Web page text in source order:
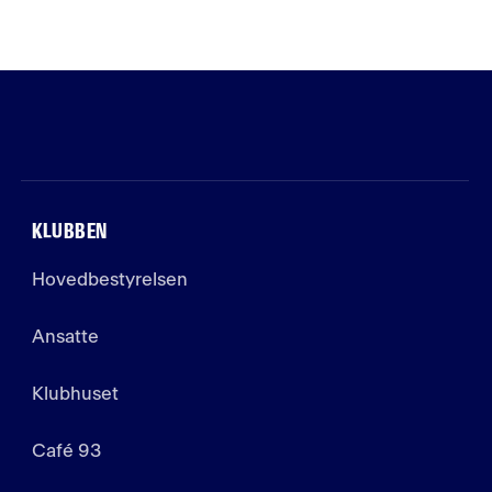
KLUBBEN
Hovedbestyrelsen
Ansatte
Klubhuset
Café 93